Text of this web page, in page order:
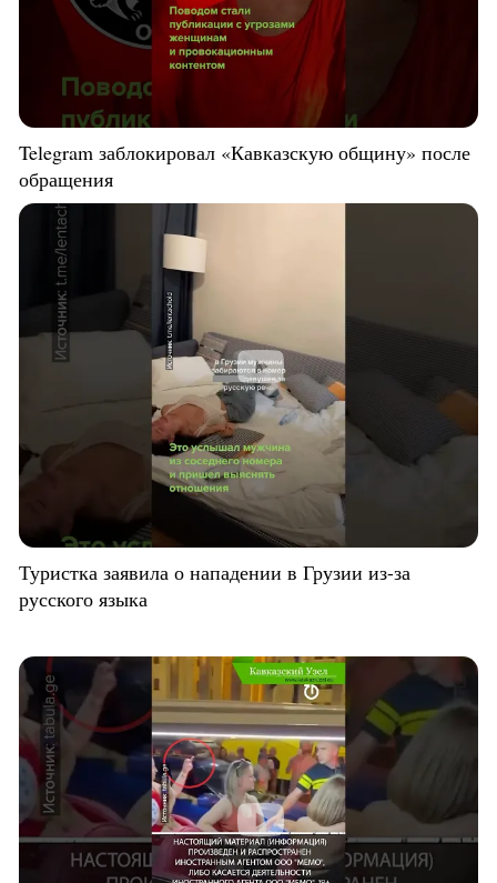
Telegram заблокировал «Кавказскую общину» после
обращения
Туристка заявила о нападении в Грузии из-за
русского языка